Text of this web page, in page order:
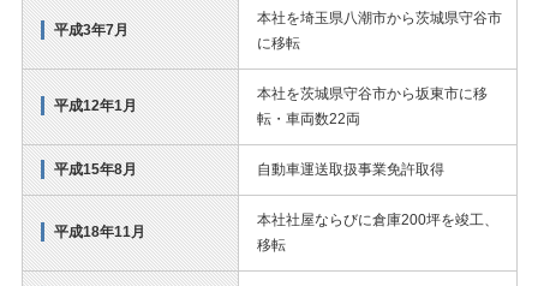
平成3年7月
本社を埼玉県八潮市から茨城県守谷市
に移転
平成12年1月
本社を茨城県守谷市から坂東市に移
転・車両数22両
平成15年8月 自動車運送取扱事業免許取得
平成18年11月
本社社屋ならびに倉庫200坪を竣工、
移転